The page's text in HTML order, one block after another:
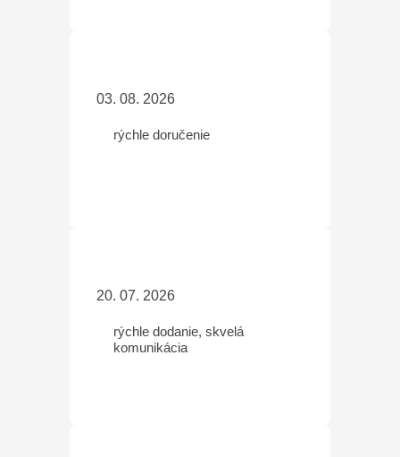
03. 08. 2026
rýchle doručenie
20. 07. 2026
rýchle dodanie, skvelá
komunikácia